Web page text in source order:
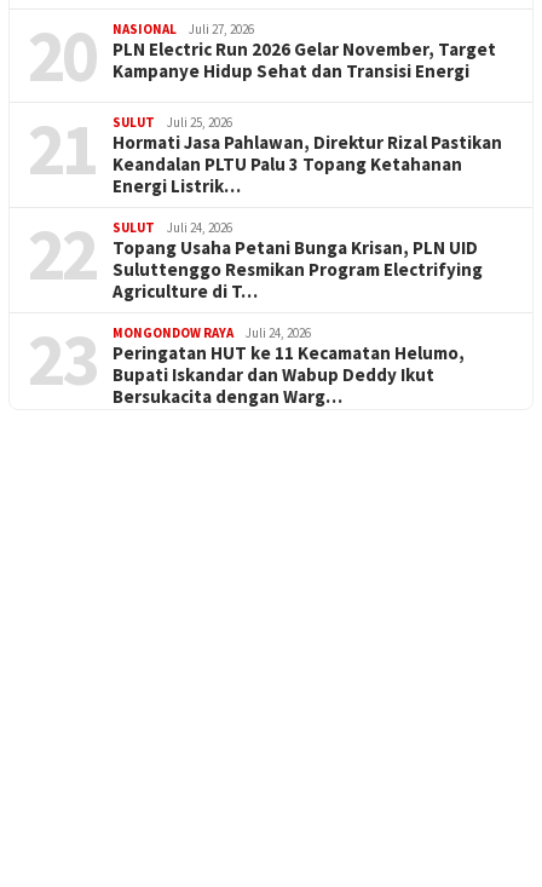
20 NASIONAL Juli 27, 2026
PLN Electric Run 2026 Gelar November, Target
Kampanye Hidup Sehat dan Transisi Energi
21 SULUT Juli 25, 2026
Hormati Jasa Pahlawan, Direktur Rizal Pastikan
Keandalan PLTU Palu 3 Topang Ketahanan
Energi Listrik…
22 SULUT Juli 24, 2026
Topang Usaha Petani Bunga Krisan, PLN UID
Suluttenggo Resmikan Program Electrifying
Agriculture di T…
23 MONGONDOW RAYA Juli 24, 2026
Peringatan HUT ke 11 Kecamatan Helumo,
Bupati Iskandar dan Wabup Deddy Ikut
Bersukacita dengan Warg…